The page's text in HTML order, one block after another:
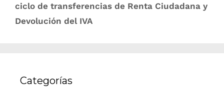
ciclo de transferencias de Renta Ciudadana y
Devolución del IVA
Categorías